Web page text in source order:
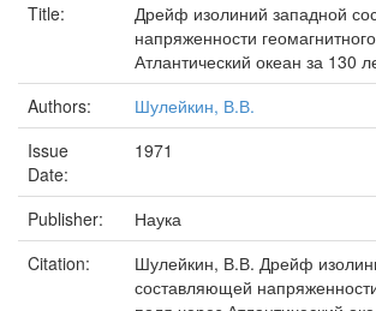
Title:
Дрейф изолиний западной
напряженности
Атлантический океан за 130
Authors:
Шулейкин, В.В.
Issue
Date:
1971
Publisher:
Наука
Citation:
Шулейкин, В.В. Дрейф
составляющей